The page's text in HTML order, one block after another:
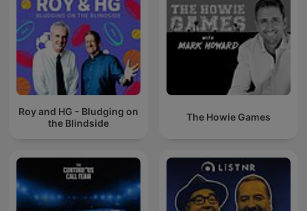
Roy and HG - Bludging on
the Blindside
The Howie Games